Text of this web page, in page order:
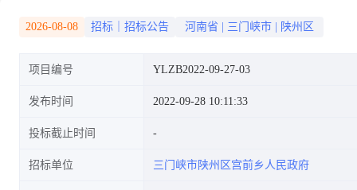
2026-08-08 招标｜招标公告 河南省 三门峡市 陕州区
项目编号 YLZB2022-09-27-03
发布时间 2022-09-28 10:11:33
投标截止时间
招标单位 三门峡市陕州区宫前乡人民政府